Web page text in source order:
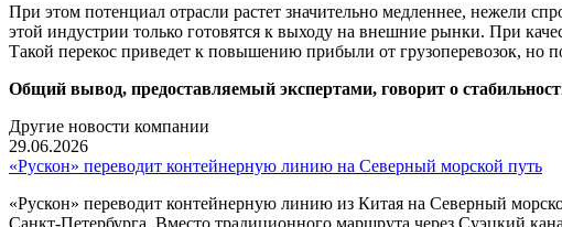
При этом потенциал отрасли растет значительно медленнее, нежели
этой индустрии только готовятся к выходу на внешние рынки. При
Такой перекос приведет к повышению прибыли от грузоперевозок, но
Общий вывод, предоставляемый экспертами, говорит о
Другие новости компании
29.06.2026
«Рускон» переводит контейнерную линию на Северный морской путь
«Рускон» переводит контейнерную линию из Китая на Северный
Санкт-Петербурга. Вместо традиционного маршрута через Суэцкий